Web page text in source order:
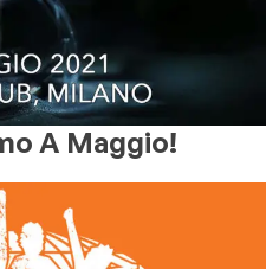
A Maggio!